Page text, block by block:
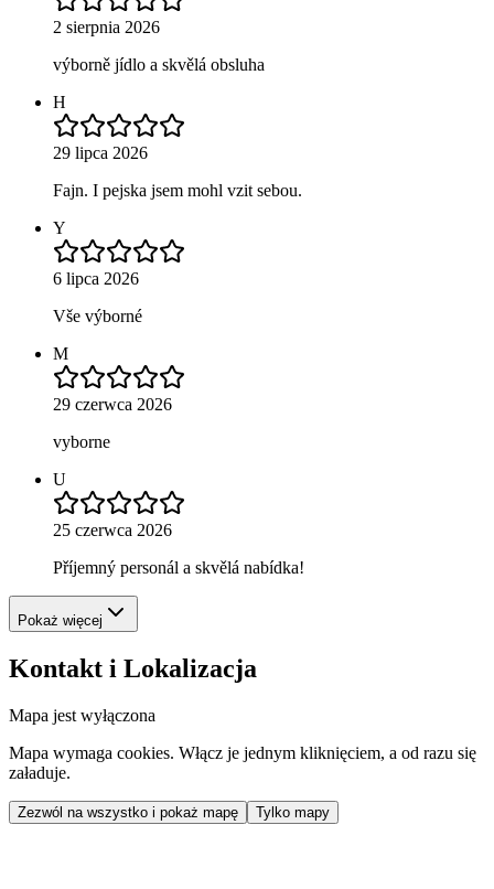
2 sierpnia 2026
výborně jídlo a skvělá obsluha
H
29 lipca 2026
Fajn. I pejska jsem mohl vzit sebou.
Y
6 lipca 2026
Vše výborné
M
29 czerwca 2026
vyborne
U
25 czerwca 2026
Příjemný personál a skvělá nabídka!
Pokaż więcej
Kontakt i Lokalizacja
Mapa jest wyłączona
Mapa wymaga cookies. Włącz je jednym kliknięciem, a od razu się
załaduje.
Zezwól na wszystko i pokaż mapę Tylko mapy